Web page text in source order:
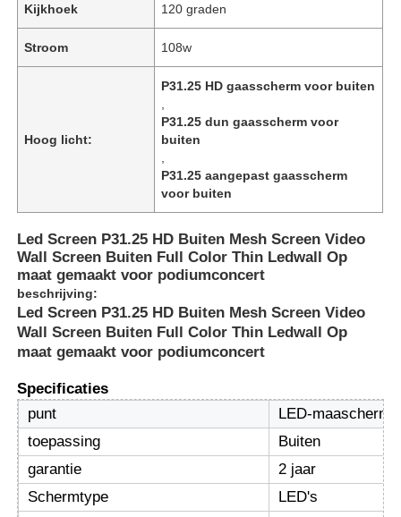
Huis
Producten
Over Ons
Kijkhoek 120 graden
Stroom 108w
Hoog licht:
P31.25 HD gaasscherm voor buiten
P31.25 dun gaasscherm voor
buiten
P31.25 aangepast gaasscherm
voor buiten
Led Screen P31.25 HD Buiten Mesh Screen Video
Wall Screen Buiten Full Color Thin Ledwall Op
maat gemaakt voor podiumconcert
beschrijving:
Led Screen P31.25 HD Buiten Mesh Screen Video
Wall Screen Buiten Full Color Thin Ledwall Op
maat gemaakt voor podiumconcert
Specificaties
punt
LED-maascherm
toepassing
Buiten
garantie
2 jaar
Schermtype
LED's